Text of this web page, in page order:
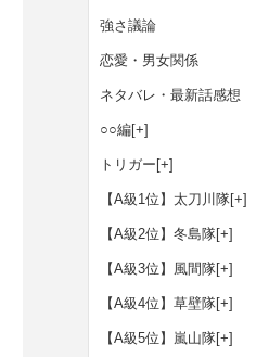
強さ議論
恋愛・男女関係
ネタバレ・最新話感想
○○編[+]
トリガー [+]
【A級1位】太刀川隊[+]
【A級2位】冬島隊[+]
【A級3位】風間隊[+]
【A級4位】草壁隊[+]
【A級5位】嵐山隊[+]